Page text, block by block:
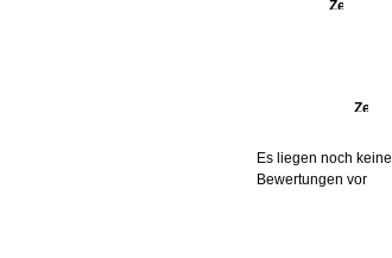
Es liegen noch keine
Bewertungen vor